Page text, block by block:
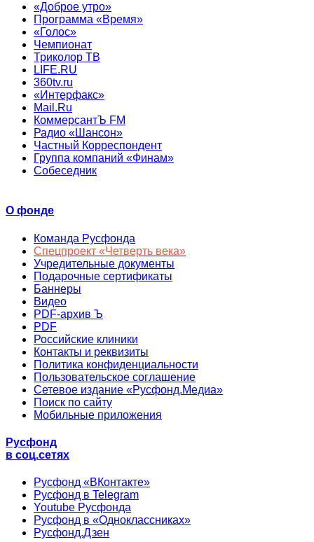
«Доброе утро»
Программа «Время»
«Голос»
Чемпионат
Триколор ТВ
LIFE.RU
360tv.ru
«Интерфакс»
Mail.Ru
КоммерсантЪ FM
Радио «Шансон»
Частный Корреспондент
Группа компаний «Финам»
Собеседник
О фонде
Команда Русфонда
Спецпроект «Четверть века»
Учредительные документы
Подарочные сертификаты
Баннеры
Видео
PDF-архив Ъ
PDF
Российские клиники
Контакты и реквизиты
Политика конфиденциальности
Пользовательское соглашение
Сетевое издание «Русфонд.Медиа»
Поиск по сайту
Мобильные приложения
Русфонд
в соц.сетях
Русфонд «ВКонтакте»
Русфонд в Telegram
Youtube Русфонда
Русфонд в «Одноклассниках»
Русфонд.Дзен